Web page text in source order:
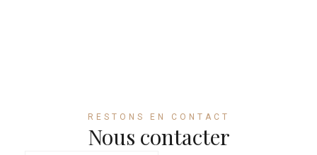
RESTONS EN CONTACT
Nous contacter